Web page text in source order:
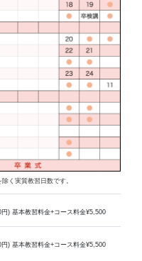
く実質教習日数です。
) 基本教習料金+コース料金¥5,500
) 基本教習料金+コース料金¥5,500